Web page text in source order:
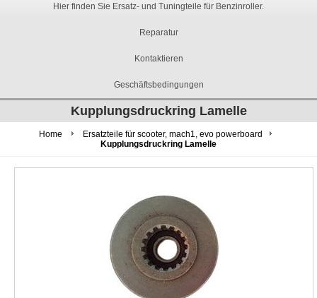
Hier finden Sie Ersatz- und Tuningteile für Benzinroller.
Reparatur
Kontaktieren
Geschäftsbedingungen
Kupplungsdruckring Lamelle
Home
Ersatzteile für scooter, mach1, evo powerboard
Kupplungsdruckring Lamelle